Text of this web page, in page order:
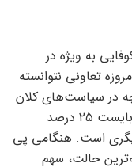
به ویژه در
تعاونی نتوانسته
در سیاست‌های کلان
کشور ترسیم شده، سهم بخش تعاونی می‌بایست ۲۵ درصد
است. هنگامی پی
حالت، سهم